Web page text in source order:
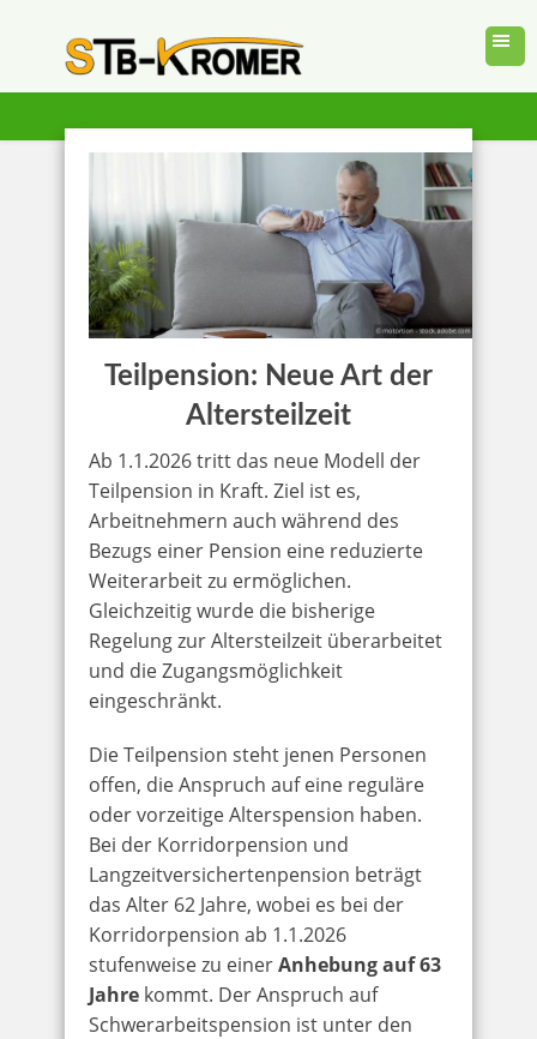
Teilpension: Neue Art der
Altersteilzeit
Ab 1.1.2026 tritt das neue Modell der
Teilpension in Kraft. Ziel ist es,
Arbeitnehmern auch während des
Bezugs einer Pension eine reduzierte
Weiterarbeit zu ermöglichen.
Gleichzeitig wurde die bisherige
Regelung zur Altersteilzeit überarbeitet
und die Zugangsmöglichkeit
eingeschränkt.
Die Teilpension steht jenen Personen
offen, die Anspruch auf eine reguläre
oder vorzeitige Alterspension haben.
Bei der Korridorpension und
Langzeitversichertenpension beträgt
das Alter 62 Jahre, wobei es bei der
Korridorpension ab 1.1.2026
stufenweise zu einerAnhebung auf 63
Jahre kommt. Der Anspruch auf
Schwerarbeitspension ist unter den